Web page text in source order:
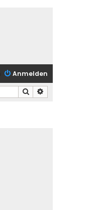
Anmelden
Suche